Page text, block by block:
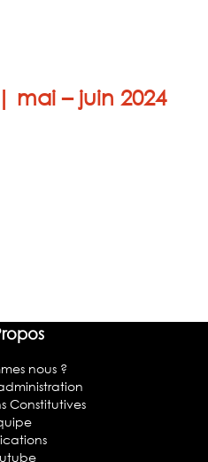
mai – juin 2024
nous ?
Constitutives